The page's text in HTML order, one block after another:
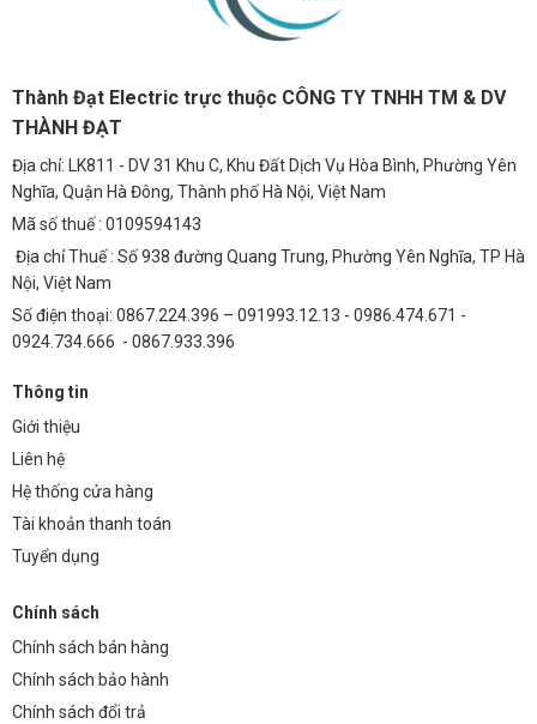
Thành Đạt Electric trực thuộc CÔNG TY TNHH TM & DV
THÀNH ĐẠT
Địa chỉ: LK811 - DV 31 Khu C, Khu Đất Dịch Vụ Hòa Bình, Phường Yên
Nghĩa, Quận Hà Đông, Thành phố Hà Nội, Việt Nam
Mã số thuế : 0109594143
Địa chỉ Thuế : Số 938 đường Quang Trung, Phường Yên Nghĩa, TP Hà
Nội, Việt Nam
Số điện thoại: 0867.224.396 – 091993.12.13 - 0986.474.671 -
0924.734.666 - 0867.933.396
Thông tin
Giới thiệu
Liên hệ
Hệ thống cửa hàng
Tài khoản thanh toán
Tuyển dụng
Chính sách
Chính sách bán hàng
Chính sách bảo hành
Chính sách đổi trả